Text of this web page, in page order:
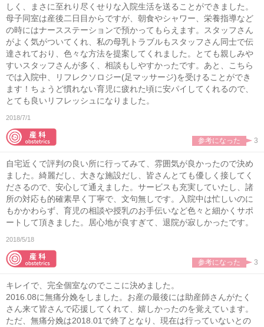
しく、まさに至れり尽くせりな入院生活を送ることができました。
母子同室は産後二日目からですが、朝食やシャワー、栄養指導など
の時にはナースステーションで預かってもらえます。スタッフさん
がよく気がついてくれ、私の母乳トラブルもスタッフさん同士で伝
達されており、色々な方法を提案してくれました。とても親しみや
すいスタッフさんが多く、相談もしやすかったです。あと、こちら
では入院中、リフレクソロジー(足マッサージ)を受けることができ
ます！ちょうど慣れない育児に疲れた頃に安パイしてくれるので、
とても良いリフレッシュになりました。
2018/7/1
参考になった 3
自宅近くで評判の良い所に行ってみて、雰囲気が良かったので決め
ました。綺麗だし、大きな施設だし、皆さんとても優しく接してく
ださるので、安心して通えました。サービスも充実していたし、諸
所の対応も的確素早く丁寧で、文句無しです。入院中は忙しいのに
もかかわらず、育児の相談や授乳のお手伝いなど色々と細かくサポ
ートして頂きました。居心地が良すぎて、退院が寂しかったです。
2018/5/18
参考になった 3
キレイで、完全個室なのでここに決めました。
2016.08に無痛分娩をしました。お産の最後には助産師さんがたく
さん来て皆さんで応援してくれて、嬉しかったのを覚えています。
ただ、無痛分娩は2018.01で終了となり、現在は行っていないとの